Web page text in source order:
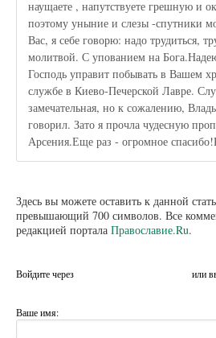
наущаете , напутствуете грешную и
поэтому уныние и слезы -спутники
Вас, я себе говорю: надо трудиться,
молитвой. С упованием на
Господь управит побывать в Вашем
службе в Киево-Печерской Лавре.
замечательная, но к сожалению,
говорил. Зато я прочла чудесную
Арсения.Еще раз - огромное
Здесь вы можете оставить к данной
превышающий 700 символов. Все
редакцией портала Православие.Ru.
Войдите через или
Ваше имя: